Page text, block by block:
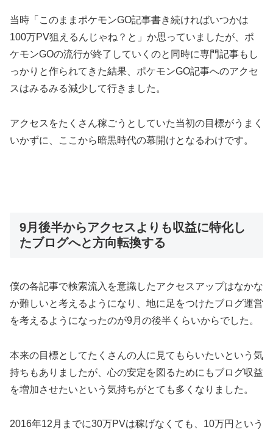
当時「このままポケモンGO記事書き続ければいつかは
100万PV狙えるんじゃね？と」か思っていましたが、ポ
ケモンGOの流行が終了していくのと同時に専門記事もし
っかりと作られてきた結果、ポケモンGO記事へのアクセ
スはみるみる減少して行きました。
アクセスをたくさん稼ごうとしていた当初の目標がうまく
いかずに、ここから暗黒時代の幕開けとなるわけです。
9月後半からアクセスよりも収益に特化し
たブログへと方向転換する
僕の各記事で検索流入を意識したアクセスアップはなかな
か難しいと考えるようになり、地に足をつけたブログ運営
を考えるようになったのが9月の後半くらいからでした。
本来の目標としてたくさんの人に見てもらいたいという気
持ちもありましたが、心の安定を図るためにもブログ収益
を増加させたいという気持ちがとても多くなりました。
2016年12月までに30万PVは稼げなくても、10万円という